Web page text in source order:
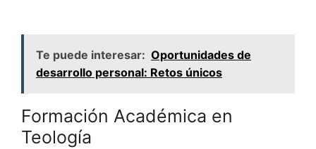
Te puede interesar: Oportunidades de
desarrollo personal: Retos únicos
Formación Académica en
Teología